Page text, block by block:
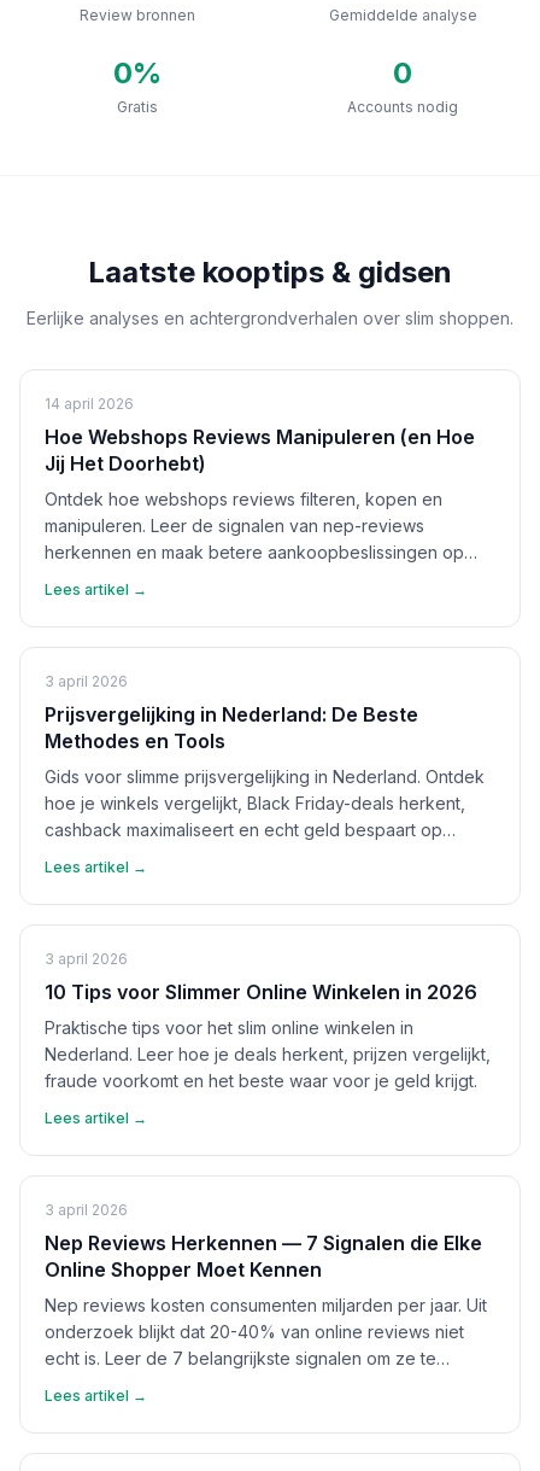
Review bronnen Gemiddelde analyse
0%
Gratis
0
Accounts nodig
Laatste kooptips & gidsen
Eerlijke analyses en achtergrondverhalen over slim shoppen.
14 april 2026
Hoe Webshops Reviews Manipuleren (en Hoe
Jij Het Doorhebt)
Ontdek hoe webshops reviews filteren, kopen en
manipuleren. Leer de signalen van nep-reviews
herkennen en maak betere aankoopbeslissingen op
Lees artikel →
3 april 2026
Prijsvergelijking in Nederland: De Beste
Methodes en Tools
Gids voor slimme prijsvergelijking in Nederland. Ontdek
hoe je winkels vergelijkt, Black Friday-deals herkent,
cashback maximaliseert en echt geld bespaart op
Lees artikel →
3 april 2026
10 Tips voor Slimmer Online Winkelen in 2026
Praktische tips voor het slim online winkelen in
Nederland. Leer hoe je deals herkent, prijzen vergelijkt,
fraude voorkomt en het beste waar voor je geld krijgt.
Lees artikel →
3 april 2026
Nep Reviews Herkennen — 7 Signalen die Elke
Online Shopper Moet Kennen
Nep reviews kosten consumenten miljarden per jaar. Uit
onderzoek blijkt dat 20-40% van online reviews niet
echt is. Leer de 7 belangrijkste signalen om ze te
Lees artikel →